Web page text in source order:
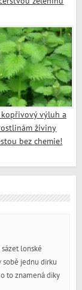
výluh a
živiny
bez chemie!
lonské
sobě jednu dirku
to znamená diky